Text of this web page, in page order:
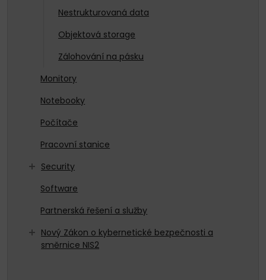
Nestrukturovaná data
Objektová storage
Zálohování na pásku
Monitory
Notebooky
Počítače
Pracovní stanice
Security
Software
Partnerská řešení a služby
Nový Zákon o kybernetické bezpečnosti a
směrnice NIS2